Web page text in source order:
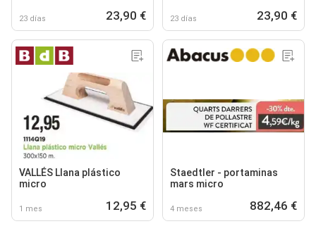
23 días 23,90 € 23 días 23,90 €
VALLÉS Llana plástico
micro
1 mes 12,95 €
Staedtler - portaminas
mars micro
4 meses 882,46 €